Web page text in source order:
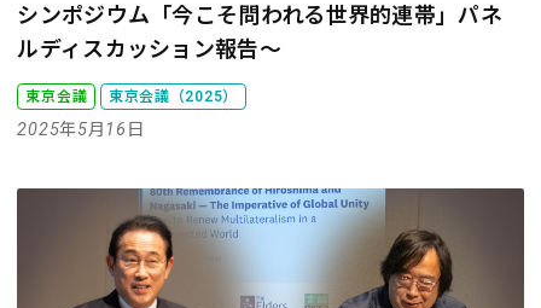
シンポジウム「今こそ問われる世界的連帯」パネ
ルディスカッション報告～
東京会議 東京会議（2025）
2025年5月16日